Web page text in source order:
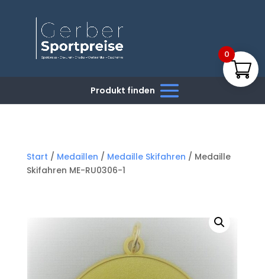
Start / Medaillen / Medaille Skifahren / Medaille
Skifahren ME-RU0306-1
0